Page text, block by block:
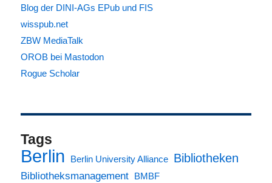
Blog der DINI-AGs EPub und FIS
wisspub.net
ZBW MediaTalk
OROB bei Mastodon
Rogue Scholar
Tags
Berlin Berlin University Alliance Bibliotheken
Bibliotheksmanagement BMBF